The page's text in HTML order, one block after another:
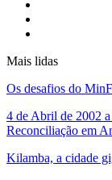
Mais lidas
Os desafios do
4 de Abril de 2002
Reconciliação em
Kilamba, a cidade